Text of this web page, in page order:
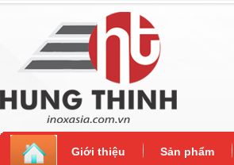
Giới thiệu Sản phẩm